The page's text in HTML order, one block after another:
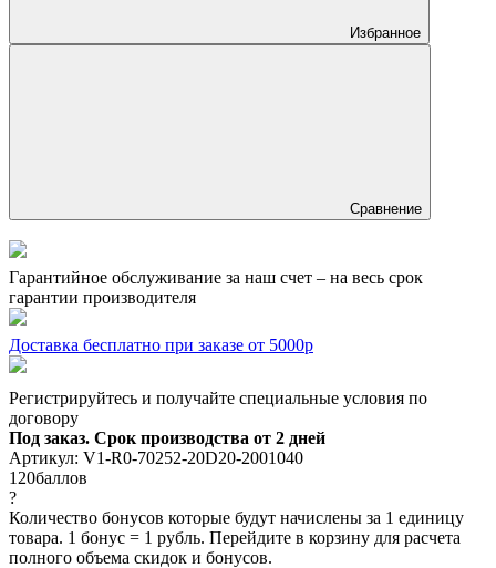
Избранное
Сравнение
Гарантийное обслуживание за наш счет – на весь срок
гарантии производителя
Доставка бесплатно при заказе от 5000р
Регистрируйтесь и получайте специальные условия по
договору
Под заказ. Срок производства от 2 дней
Артикул: V1-R0-70252-20D20-2001040
120баллов
?
Количество бонусов которые будут начислены за 1 единицу
товара. 1 бонус = 1 рубль. Перейдите в корзину для расчета
полного объема скидок и бонусов.